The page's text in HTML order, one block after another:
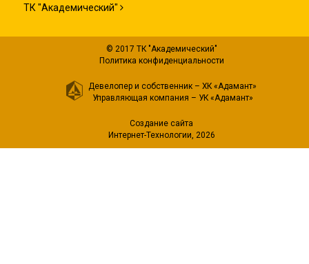
ТК "Академический"
© 2017 ТК "Академический"
Политика конфиденциальности
Девелопер и собственник – ХК «Адамант»
Управляющая компания – УК «Адамант»
Создание сайта
Интернет-Технологии, 2026